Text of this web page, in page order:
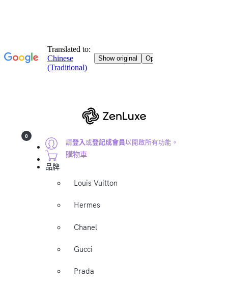
請登入或登記成會員以開啟所有功能。
0
購物車
品牌
Louis Vuitton
Hermes
Chanel
Gucci
Prada